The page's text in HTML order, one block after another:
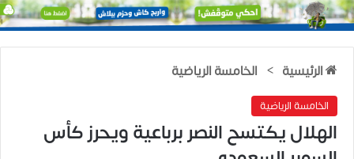
الرئيسية > الخامسة الرياضية
الخامسة الرياضية
الهلال يكتسح النصر برباعية ويحرز كأس